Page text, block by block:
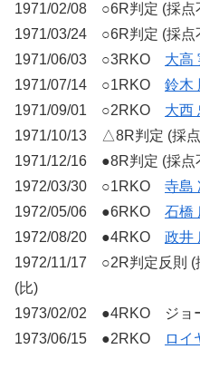
1971/02/08 ○6R判定 (採
1971/03/24 ○6R判定 (採
1971/06/03 ○3RKO 大高
1971/07/14 ○1RKO 鈴木
1971/09/01 ○2RKO 大西
1971/10/13 △8R判定 (採
1971/12/16 ●8R判定 (採
1972/03/30 ○1RKO 寺島
1972/05/06 ●6RKO 石橋
1972/08/20 ●4RKO 政井
1972/11/17 ○2R判定反則
(比)
1973/02/02 ●4RKO ジョ
1973/06/15 ●2RKO
ロイ